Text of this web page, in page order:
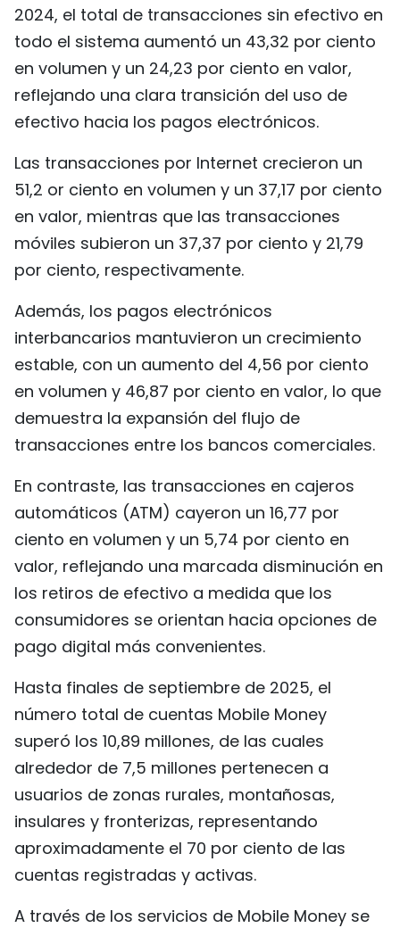
2024, el total de transacciones sin efectivo en
todo el sistema aumentó un 43,32 por ciento
en volumen y un 24,23 por ciento en valor,
reflejando una clara transición del uso de
efectivo hacia los pagos electrónicos.
Las transacciones por Internet crecieron un
51,2 or ciento en volumen y un 37,17 por ciento
en valor, mientras que las transacciones
móviles subieron un 37,37 por ciento y 21,79
por ciento, respectivamente.
Además, los pagos electrónicos
interbancarios mantuvieron un crecimiento
estable, con un aumento del 4,56 por ciento
en volumen y 46,87 por ciento en valor, lo que
demuestra la expansión del flujo de
transacciones entre los bancos comerciales.
En contraste, las transacciones en cajeros
automáticos (ATM) cayeron un 16,77 por
ciento en volumen y un 5,74 por ciento en
valor, reflejando una marcada disminución en
los retiros de efectivo a medida que los
consumidores se orientan hacia opciones de
pago digital más convenientes.
Hasta finales de septiembre de 2025, el
número total de cuentas Mobile Money
superó los 10,89 millones, de las cuales
alrededor de 7,5 millones pertenecen a
usuarios de zonas rurales, montañosas,
insulares y fronterizas, representando
aproximadamente el 70 por ciento de las
cuentas registradas y activas.
A través de los servicios de Mobile Money se